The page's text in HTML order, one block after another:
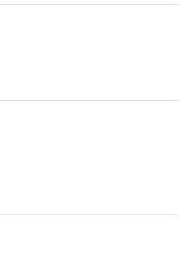
(selected)
Azul suave/el azul más oscuro